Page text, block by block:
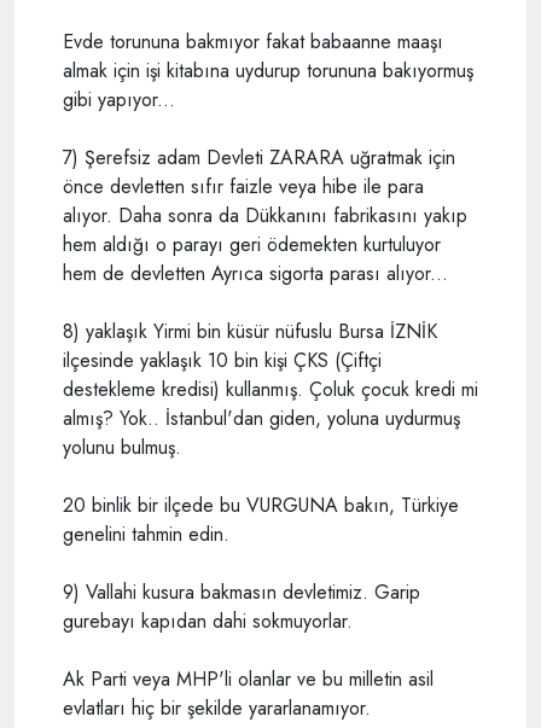
Evde torununa bakmıyor fakat babaanne maaşı
almak için işi kitabına uydurup torununa bakıyormuş
gibi yapıyor...
7) Şerefsiz adam Devleti ZARARA uğratmak için
önce devletten sıfır faizle veya hibe ile para
alıyor. Daha sonra da Dükkanını fabrikasını yakıp
hem aldığı o parayı geri ödemekten kurtuluyor
hem de devletten Ayrıca sigorta parası alıyor...
8) yaklaşık Yirmi bin küsür nüfuslu Bursa İZNİK
ilçesinde yaklaşık 10 bin kişi ÇKS (Çiftçi
destekleme kredisi) kullanmış. Çoluk çocuk kredi mi
almış? Yok.. İstanbul'dan giden, yoluna uydurmuş
yolunu bulmuş.
20 binlik bir ilçede bu VURGUNA bakın, Türkiye
genelini tahmin edin.
9) Vallahi kusura bakmasın devletimiz. Garip
gurebayı kapıdan dahi sokmuyorlar.
Ak Parti veya MHP'li olanlar ve bu milletin asil
evlatları hiç bir şekilde yararlanamıyor.